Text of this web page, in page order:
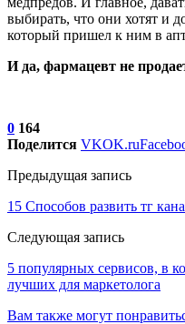
выбирать, что они хотят и
который пришел к ним в
И да, фармацевт не
0 164
Поделится VKOK.ru
Предыдущая запись
15 Способов развить тг
Следующая запись
5 популярных сервисов, в
лучших для маркетолога
Вам также могут